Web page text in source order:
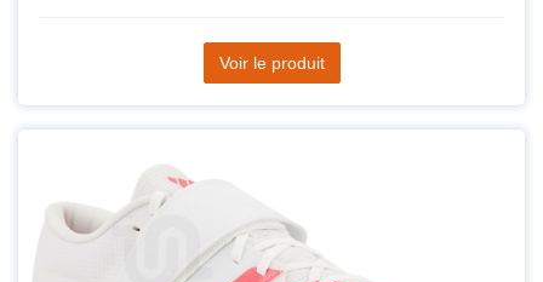
Voir le produit